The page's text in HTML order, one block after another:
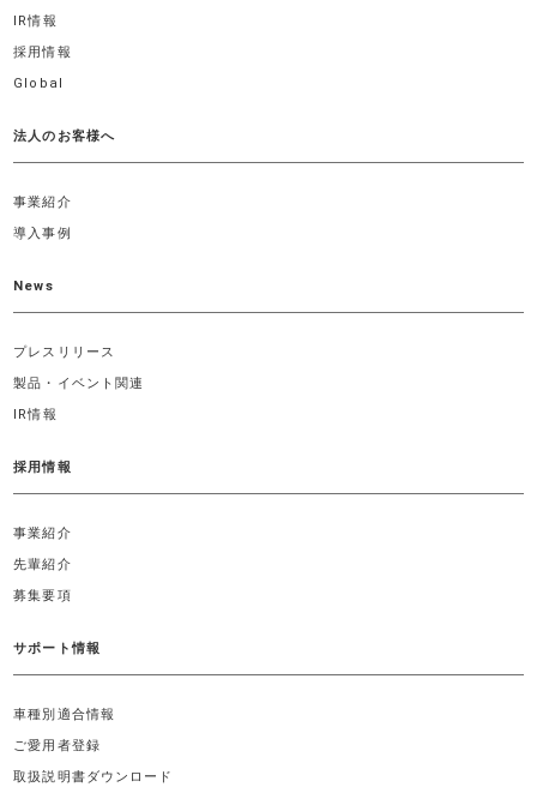
IR情報
採用情報
Global
法人のお客様へ
事業紹介
導入事例
News
プレスリリース
製品・イベント関連
IR情報
採用情報
事業紹介
先輩紹介
募集要項
サポート情報
車種別適合情報
ご愛用者登録
取扱説明書ダウンロード